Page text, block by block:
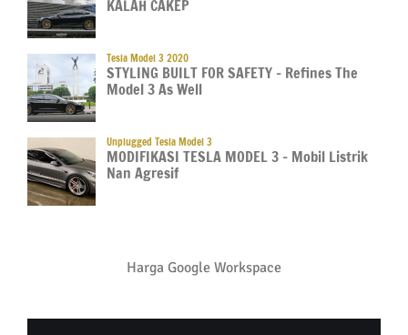
KALAH CAKEP
Tesla Model 3 2020
STYLING BUILT FOR SAFETY – Refines The
Model 3 As Well
Unplugged Tesla Model 3
MODIFIKASI TESLA MODEL 3 – Mobil Listrik
Nan Agresif
Harga Google Workspace